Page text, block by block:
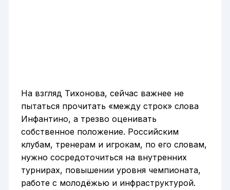
На взгляд Тихонова, сейчас важнее не
пытаться прочитать «между строк» слова
Инфантино, а трезво оценивать
собственное положение. Российским
клубам, тренерам и игрокам, по его словам,
нужно сосредоточиться на внутренних
турнирах, повышении уровня чемпионата,
работе с молодёжью и инфраструктурой.